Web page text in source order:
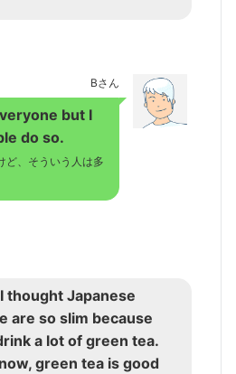
Bさん
but I
do so.
ど、そういう人は多
thought Japanese
are so slim because
a lot of green tea.
green tea is good